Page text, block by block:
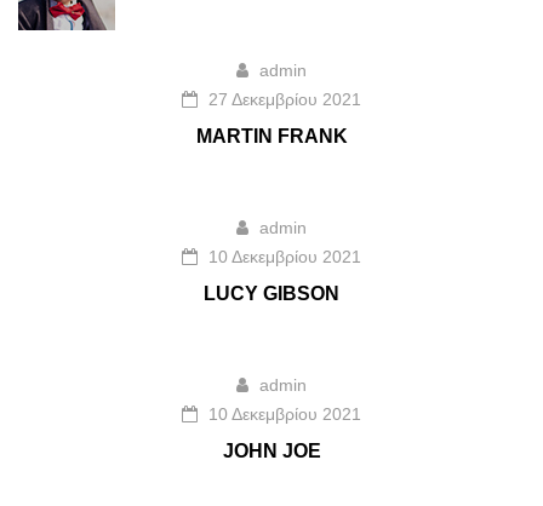
admin
27 Δεκεμβρίου 2021
MARTIN FRANK
admin
10 Δεκεμβρίου 2021
LUCY GIBSON
admin
10 Δεκεμβρίου 2021
JOHN JOE